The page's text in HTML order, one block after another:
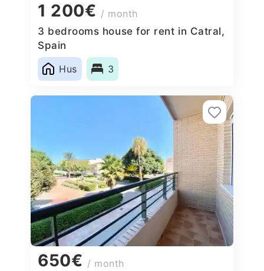
1 200€ / month
3 bedrooms house for rent in Catral,
Spain
Hus
3
650€ / month